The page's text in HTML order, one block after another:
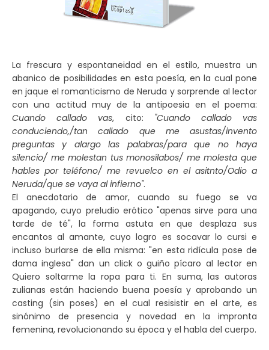
La frescura y espontaneidad en el estilo, muestra un
abanico de posibilidades en esta poesía, en la cual pone
en jaque el romanticismo de Neruda y sorprende al lector
con una actitud muy de la antipoesia en el poema:
Cuando callado vas, cito: "Cuando callado vas
conduciendo,/tan callado que me asustas/invento
preguntas y alargo las palabras/para que no haya
silencio/ me molestan tus monosílabos/ me molesta que
hables por teléfono/ me revuelco en el asitnto/Odio a
Neruda/que se vaya al infierno".
El anecdotario de amor, cuando su fuego se va
apagando, cuyo preludio erótico "apenas sirve para una
tarde de té", la forma astuta en que desplaza sus
encantos al amante, cuyo logro es socavar lo cursi e
incluso burlarse de ella misma: "en esta ridícula pose de
dama inglesa" dan un click o guiño pícaro al lector en
Quiero soltarme la ropa para ti. En suma, las autoras
zulianas están haciendo buena poesía y aprobando un
casting (sin poses) en el cual resisistir en el arte, es
sinónimo de presencia y novedad en la impronta
femenina, revolucionando su época y el habla del cuerpo.